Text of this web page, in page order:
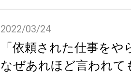
2022/03/24
「依頼された仕事を
なぜあれほど言われて